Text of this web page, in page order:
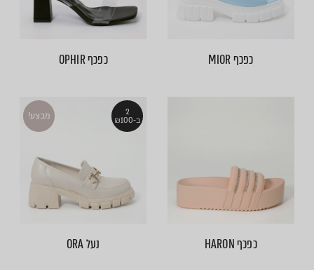
כפכף MIOR כפכף OPHIR
כפכף HARON
2
ב-₪100
מבצע!
נעל ORA